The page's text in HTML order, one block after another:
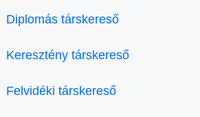
Diplomás társkereső
Keresztény társkereső
Felvidéki társkereső